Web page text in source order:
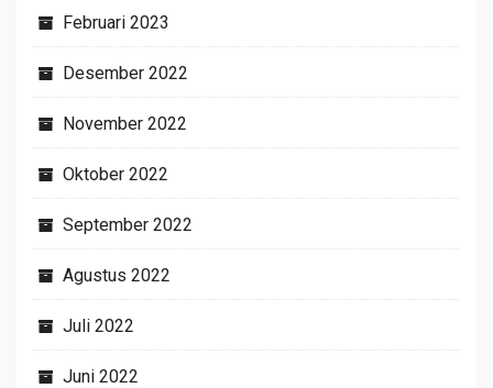
Februari 2023
Desember 2022
November 2022
Oktober 2022
September 2022
Agustus 2022
Juli 2022
Juni 2022